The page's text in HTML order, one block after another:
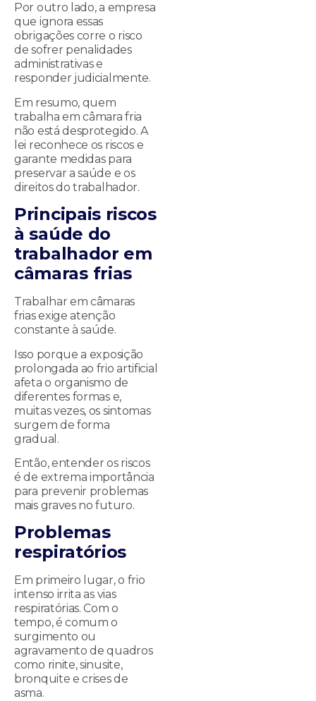
Por outro lado, a empresa
que ignora essas
obrigações corre o risco
de sofrer penalidades
administrativas e
responder judicialmente.
Em resumo, quem
trabalha em câmara fria
não está desprotegido. A
lei reconhece os riscos e
garante medidas para
preservar a saúde e os
direitos do trabalhador.
Principais riscos
à saúde do
trabalhador em
câmaras frias
Trabalhar em câmaras
frias exige atenção
constante à saúde.
Isso porque a exposição
prolongada ao frio artificial
afeta o organismo de
diferentes formas e,
muitas vezes, os sintomas
surgem de forma
gradual.
Então, entender os riscos
é de extrema importância
para prevenir problemas
mais graves no futuro.
Problemas
respiratórios
Em primeiro lugar, o frio
intenso irrita as vias
respiratórias. Com o
tempo, é comum o
surgimento ou
agravamento de quadros
como rinite, sinusite,
bronquite e crises de
asma.